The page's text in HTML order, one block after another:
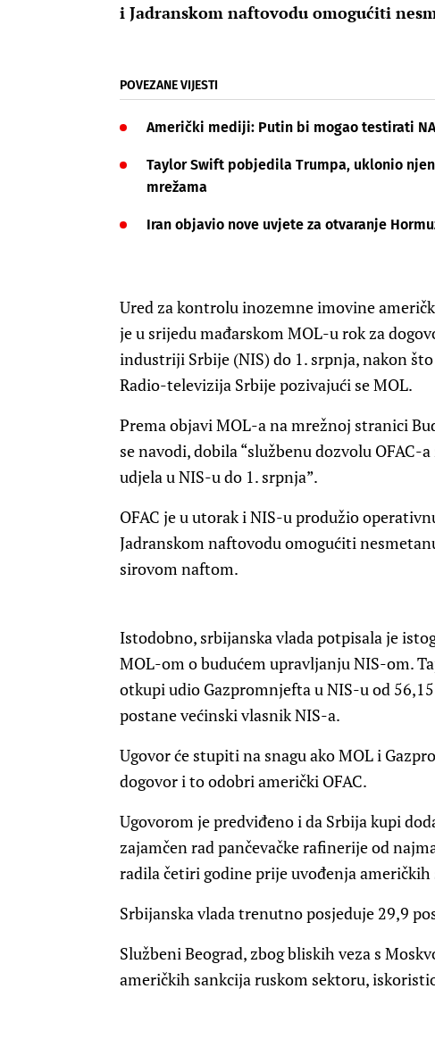
i Jadranskom naftovodu omogućiti
POVEZANE VIJESTI
Američki mediji: Putin bi mogao testirati
Taylor Swift pobjedila Trumpa, uklonio
mrežama
Iran objavio nove uvjete za otvaranje
Ured za kontrolu inozemne imovine
je u srijedu mađarskom MOL-u rok za
industriji Srbije (NIS) do 1. srpnja, nakon
Radio-televizija Srbije pozivajući se MOL.
Prema objavi MOL-a na mrežnoj stranici
se navodi, dobila “službenu dozvolu OFAC-
udjela u NIS-u do 1. srpnja”.
OFAC je u utorak i NIS-u produžio
Jadranskom naftovodu omogućiti
sirovom naftom.
Istodobno, srbijanska vlada potpisala je
MOL-om o budućem upravljanju NIS-om.
otkupi udio Gazpromnjefta u NIS-u od
postane većinski vlasnik NIS-a.
Ugovor će stupiti na snagu ako MOL i
dogovor i to odobri američki OFAC.
Ugovorom je predviđeno i da Srbija kupi
zajamčen rad pančevačke rafinerije od
radila četiri godine prije uvođenja
Srbijanska vlada trenutno posjeduje 29,9
Službeni Beograd, zbog bliskih veza s
američkih sankcija ruskom sektoru,